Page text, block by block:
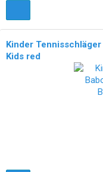
Kinder
Kids red